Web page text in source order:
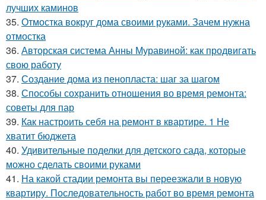
лучших каминов
35. Отмостка вокруг дома своими руками. Зачем нужна
отмостка
36. Авторская система Анны Муравиной: как продвигать
свою работу
37. Создание дома из пенопласта: шаг за шагом
38. Способы сохранить отношения во время ремонта:
советы для пар
39. Как настроить себя на ремонт в квартире. 1 Не
хватит бюджета
40. Удивительные поделки для детского сада, которые
можно сделать своими руками
41. На какой стадии ремонта вы переезжали в новую
квартиру. Последовательность работ во время ремонта